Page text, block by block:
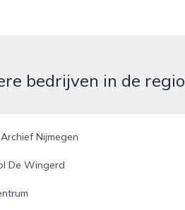
bedrijven in de regio
Nijmegen
De Wingerd